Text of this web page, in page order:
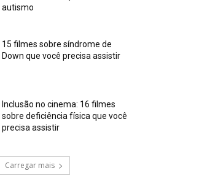
autismo
15 filmes sobre síndrome de
Down que você precisa assistir
Inclusão no cinema: 16 filmes
sobre deficiência física que você
precisa assistir
Carregar mais